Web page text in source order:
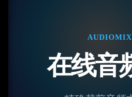
在线音